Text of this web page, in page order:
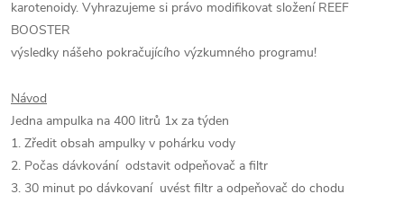
karotenoidy. Vyhrazujeme si právo modifikovat složení REEF
BOOSTER
výsledky nášeho pokračujícího výzkumného programu!
Návod
Jedna ampulka na 400 litrů 1x za týden
1. Zředit obsah ampulky v pohárku vody
2. Počas dávkování odstavit odpeňovač a filtr
3. 30 minut po dávkovaní uvést filtr a odpeňovač do chodu